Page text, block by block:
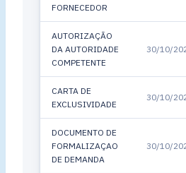
FORNECEDOR
AUTORIZAÇÃO
DA AUTORIDADE
COMPETENTE
30/10/
CARTA DE
EXCLUSIVIDADE
30/10/
DOCUMENTO DE
FORMALIZAÇAO
DE DEMANDA
30/10/